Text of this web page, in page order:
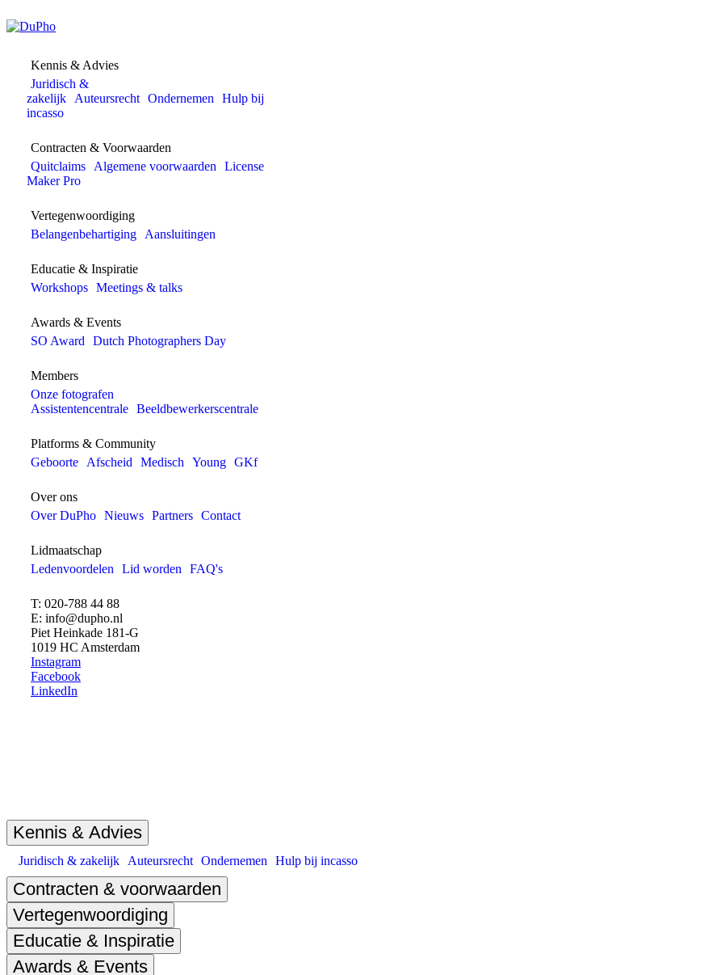
Kennis & Advies
Juridisch &
zakelijk
Auteursrecht Ondernemen
Hulp bij
incasso
Contracten & Voorwaarden
Quitclaims
Algemene voorwaarden
License
Maker Pro
Vertegenwoordiging
Belangenbehartiging
Aansluitingen
Educatie & Inspiratie
Workshops Meetings & talks
Awards & Events
SO Award
Dutch Photographers Day
Members
Onze fotografen
Assistentencentrale Beeldbewerkerscentrale
Platforms & Community
Geboorte
Afscheid Medisch Young GKf
Over ons
Over DuPho Nieuws Partners Contact
Lidmaatschap
Ledenvoordelen
Lid worden FAQ's
T: 020-788 44 88
E: info@dupho.nl
Piet Heinkade 181-G
1019 HC Amsterdam
Instagram
Facebook
LinkedIn
Kennis & Advies
Juridisch & zakelijk Auteursrecht Ondernemen Hulp bij incasso
Contracten & voorwaarden
Vertegenwoordiging
Educatie & Inspiratie
Awards & Events